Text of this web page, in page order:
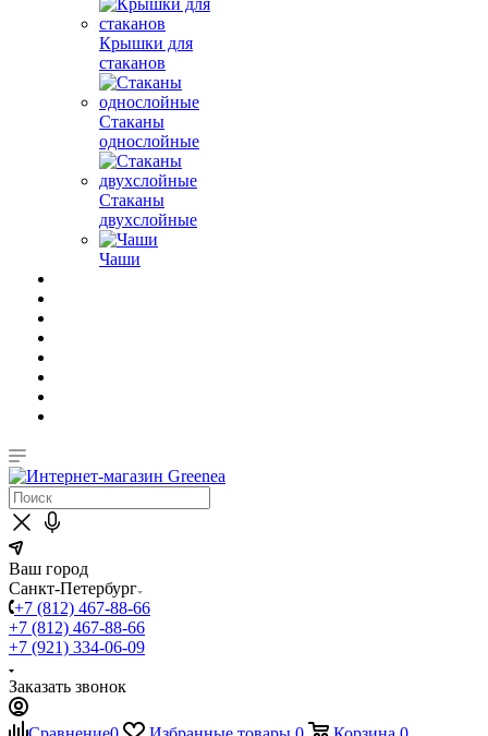
Крышки для
стаканов
Стаканы
однослойные
Стаканы
двухслойные
Чаши
Ваш город
Санкт-Петербург
+7 (812) 467-88-66
+7 (812) 467-88-66
+7 (921) 334-06-09
Заказать звонок